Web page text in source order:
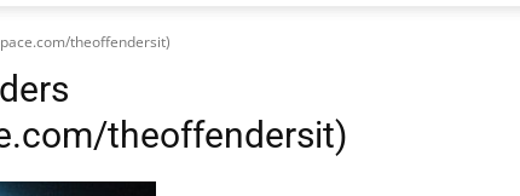
theoffendersit)
theoffendersit)